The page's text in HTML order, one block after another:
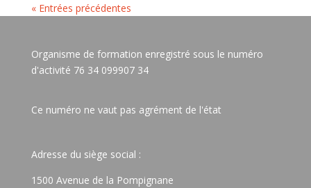
« Entrées précédentes
Organisme de formation enregistré sous le numéro
d'activité 76 34 099907 34
Ce numéro ne vaut pas agrément de l'état
Adresse du siège social :
1500 Avenue de la Pompignane